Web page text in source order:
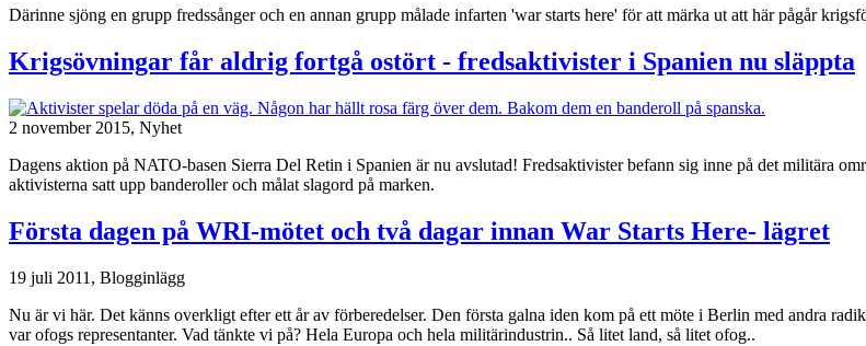
Därinne sjöng en grupp fredssånger och en annan grupp målade infarten 'war starts here' för att märka ut att här pågår
Krigsövningar får aldrig fortgå ostört - fredsaktivister i Spanien nu släppta
2 november 2015, Nyhet
Dagens aktion på NATO-basen Sierra Del Retin i Spanien är nu avslutad! Fredsaktivister befann sig inne på det militära
aktivisterna satt upp banderoller och målat slagord på marken.
Första dagen på WRI-mötet och två dagar innan War Starts Here- lägret
19 juli 2011, Blogginlägg
Nu är vi här. Det känns overkligt efter ett år av förberedelser. Den första galna iden kom på ett möte i Berlin med andra
var ofogs representanter. Vad tänkte vi på? Hela Europa och hela militärindustrin.. Så litet land, så litet ofog..